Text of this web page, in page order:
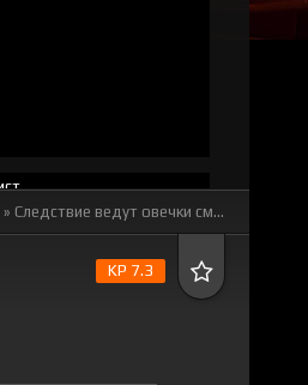
» Следствие ведут овечки смотреть онлайн бесплатно
KP 7.3